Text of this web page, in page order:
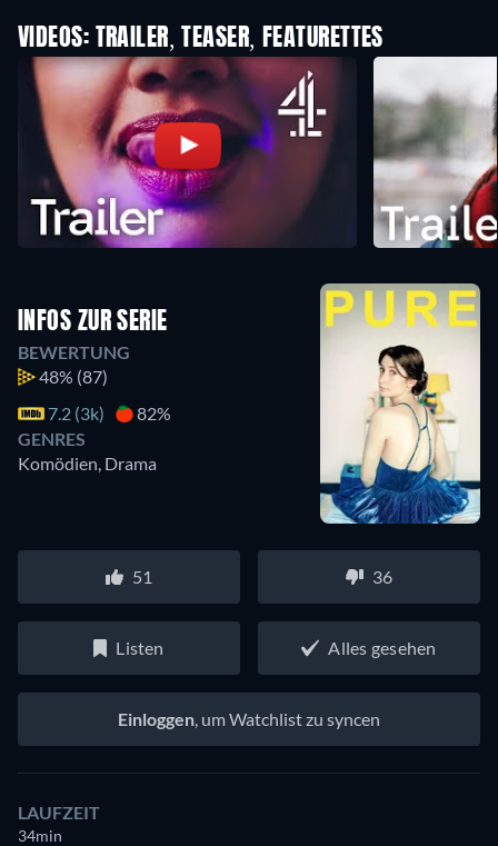
VIDEOS: TRAILER, TEASER, FEATURETTES
INFOS ZUR SERIE
BEWERTUNG
48% (87)
7.2 (3k)
82%
GENRES
Komödien, Drama
51 36
Listen Alles gesehen
Einloggen , um Watchlist zu syncen
LAUFZEIT
34min